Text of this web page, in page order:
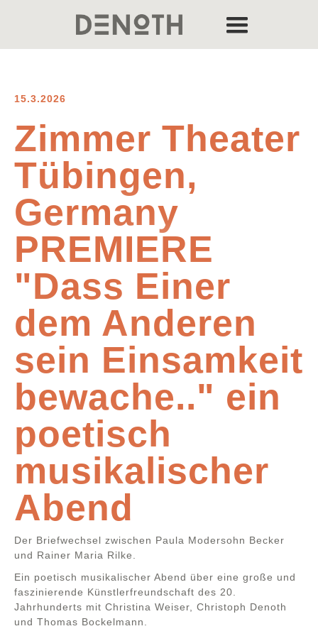
15.3.2026
Zimmer Theater
Tübingen,
Germany
PREMIERE
"Dass Einer
dem Anderen
sein Einsamkeit
bewache.." ein
poetisch
musikalischer
Abend
Der Briefwechsel zwischen Paula Modersohn Becker
und Rainer Maria Rilke.
Ein poetisch musikalischer Abend über eine große und
faszinierende Künstlerfreundschaft des 20.
Jahrhunderts mit Christina Weiser, Christoph Denoth
und Thomas Bockelmann.